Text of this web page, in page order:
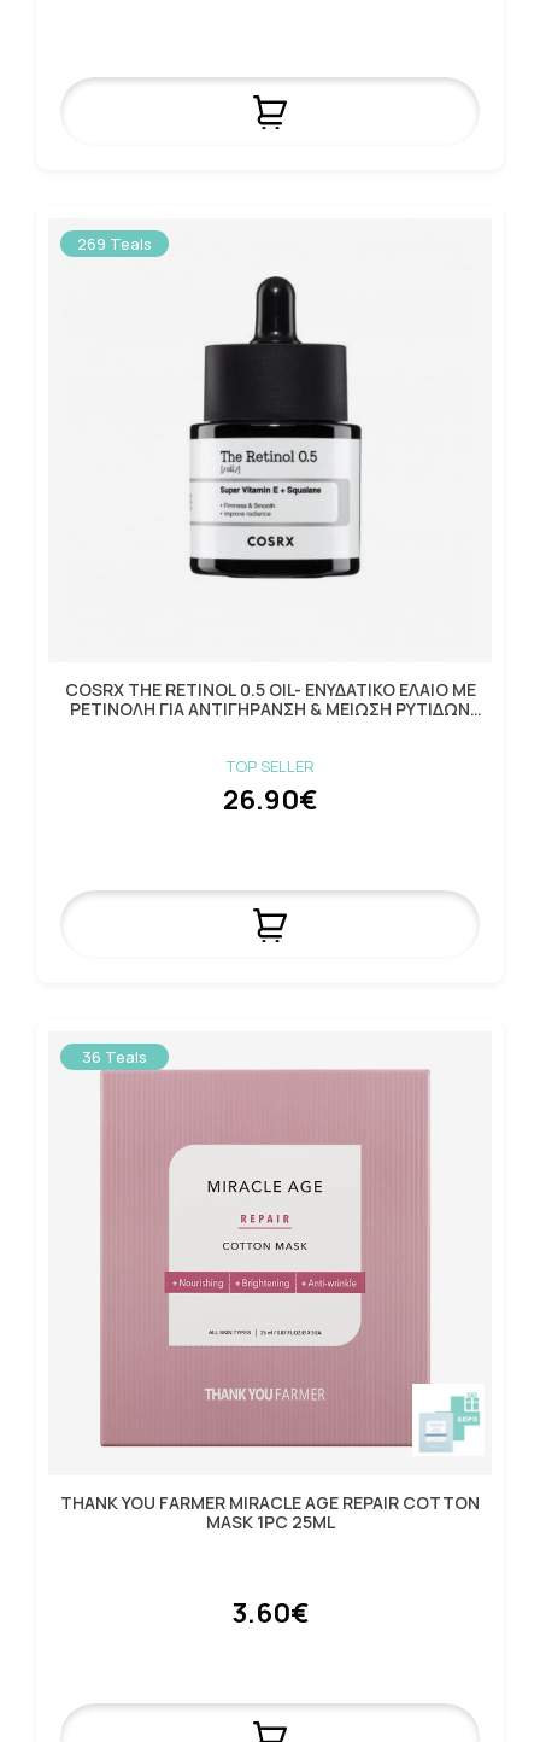
269 Teals
COSRX THE RETINOL 0.5 OIL- ΕΝΥΔΑΤΙΚΟ ΕΛΑΙΟ ΜΕ
ΡΕΤΙΝΟΛΗ ΓΙΑ ΑΝΤΙΓΗΡΑΝΣΗ & ΜΕΙΩΣΗ ΡΥΤΙΔΩΝ
TOP SELLER
26.90€
36 Teals
THANK YOU FARMER MIRACLE AGE REPAIR COTTON
MASK 1PC 25ML
3.60€